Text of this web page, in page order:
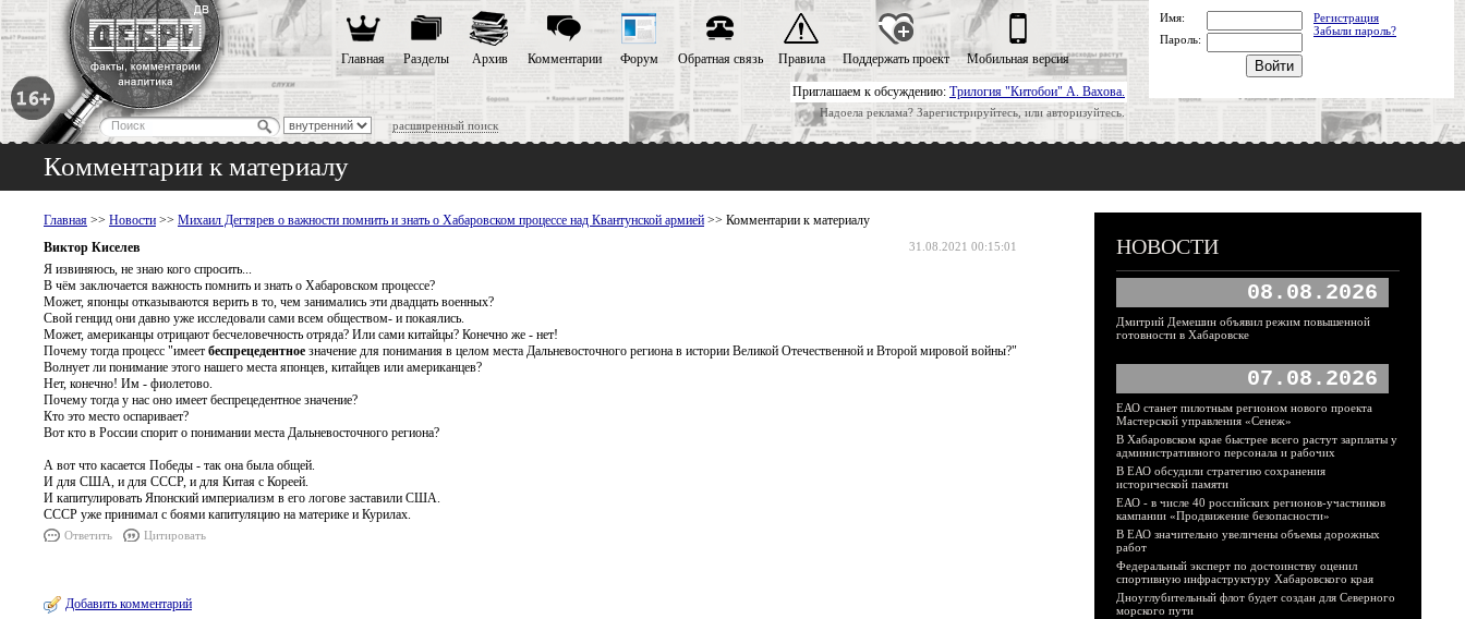
Приглашаем к обсуждению: Трилогия "Китобои" А. Вахова.
Надоела реклама? Зарегистрируйтесь, или авторизуйтесь.
расширенный поиск
Главная Разделы Архив Комментарии Форум Обратная связь Правила Поддержать проект Мобильная версия
Имя:
Регистрация
Забыли пароль?
Пароль:
Комментарии к материалу
Главная >> Новости >> Михаил Дегтярев о важности помнить и знать о Хабаровском процессе над Квантунской армией >> Комментарии к материалу
31.08.2021 00:15:01
Виктор Киселев
Я извиняюсь, не знаю кого спросить...
В чём заключается важность помнить и знать о Хабаровском процессе?
Может, японцы отказываются верить в то, чем занимались эти двадцать военных?
Свой генцид они давно уже исследовали сами всем обществом- и покаялись.
Может, американцы отрицают бесчеловечность отряда? Или сами китайцы? Конечно же - нет!
Почему тогда процесс "имеет беспрецедентное значение для понимания в целом места Дальневосточного региона в истории Великой Отечественной и Второй мировой войны?"
Волнует ли понимание этого нашего места японцев, китайцев или американцев?
Нет, конечно! Им - фиолетово.
Почему тогда у нас оно имеет беспрецедентное значение?
Кто это место оспаривает?
Вот кто в России спорит о понимании места Дальневосточного региона?
А вот что касается Победы - так она была общей.
И для США, и для СССР, и для Китая с Кореей.
И капитулировать Японский империализм в его логове заставили США.
СССР уже принимал с боями капитуляцию на материке и Курилах.
Ответить Цитировать
Добавить комментарий
НОВОСТИ
08.08.2026
Дмитрий Демешин объявил режим повышенной
готовности в Хабаровске
07.08.2026
ЕАО станет пилотным регионом нового проекта
Мастерской управления «Сенеж»
В Хабаровском крае быстрее всего растут зарплаты у
административного персонала и рабочих
В ЕАО обсудили стратегию сохранения
исторической памяти
ЕАО - в числе 40 российских регионов-участников
кампании «Продвижение безопасности»
В ЕАО значительно увеличены объемы дорожных
работ
Федеральный эксперт по достоинству оценил
спортивную инфраструктуру Хабаровского края
Дноуглубительный флот будет создан для Северного
морского пути